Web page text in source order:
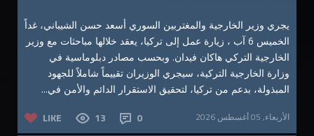
يجري وزير الخارجية والمغتربين السوري أسعد حسن الشيباني، غداً
الخميس 6 آب ، زيارة عمل إلى تركيا، يعقد خلالها مباحثات مع وزير
الخارجية التركي هاكان فيدان. وبحسب مصادر دبلوماسية في
وزارة الخارجية التركية، سيجري الوزيران تقييماً شاملاً للجهود
المبذولة، بدعم من تركيا، لتحقيق الاستقرار الدائم والأمن في...
LIKE 13 0 الأربعاء, 05 أغسطس 2026